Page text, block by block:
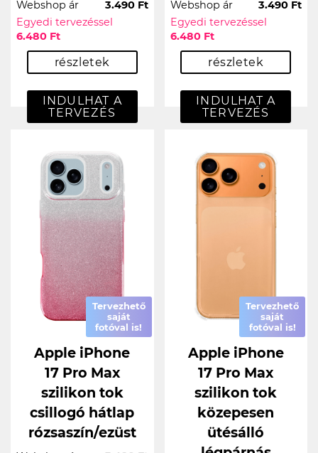
Webshop ár
3.490 Ft
Egyedi tervezéssel
6.480 Ft
részletek
INDULHAT A
TERVEZÉS
Webshop ár
3.490 Ft
Egyedi tervezéssel
6.480 Ft
részletek
INDULHAT A
TERVEZÉS
Tervezhető
saját
fotóval is!
Apple iPhone
17 Pro Max
szilikon tok
csillogó hátlap
rózsaszín/ezüst
Tervezhető
saját
fotóval is!
Apple iPhone
17 Pro Max
szilikon tok
közepesen
ütésálló